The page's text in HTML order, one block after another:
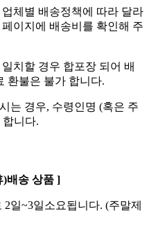
체별 배송정책에 따라 달라
이지에 배송비를 확인해 주
치할 경우 합포장 되어 배
환불은 불가 합니다.
는 경우, 수령인명 (혹은 주
니다.
배송 상품 ]
일~3일소요됩니다. (주말제